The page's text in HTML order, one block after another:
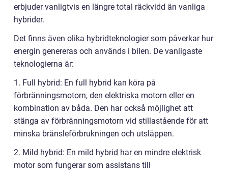
erbjuder vanligtvis en längre total räckvidd än vanliga
hybrider.
Det finns även olika hybridteknologier som påverkar hur
energin genereras och används i bilen. De vanligaste
teknologierna är:
1. Full hybrid: En full hybrid kan köra på
förbränningsmotorn, den elektriska motorn eller en
kombination av båda. Den har också möjlighet att
stänga av förbränningsmotorn vid stillastående för att
minska bränsleförbrukningen och utsläppen.
2. Mild hybrid: En mild hybrid har en mindre elektrisk
motor som fungerar som assistans till